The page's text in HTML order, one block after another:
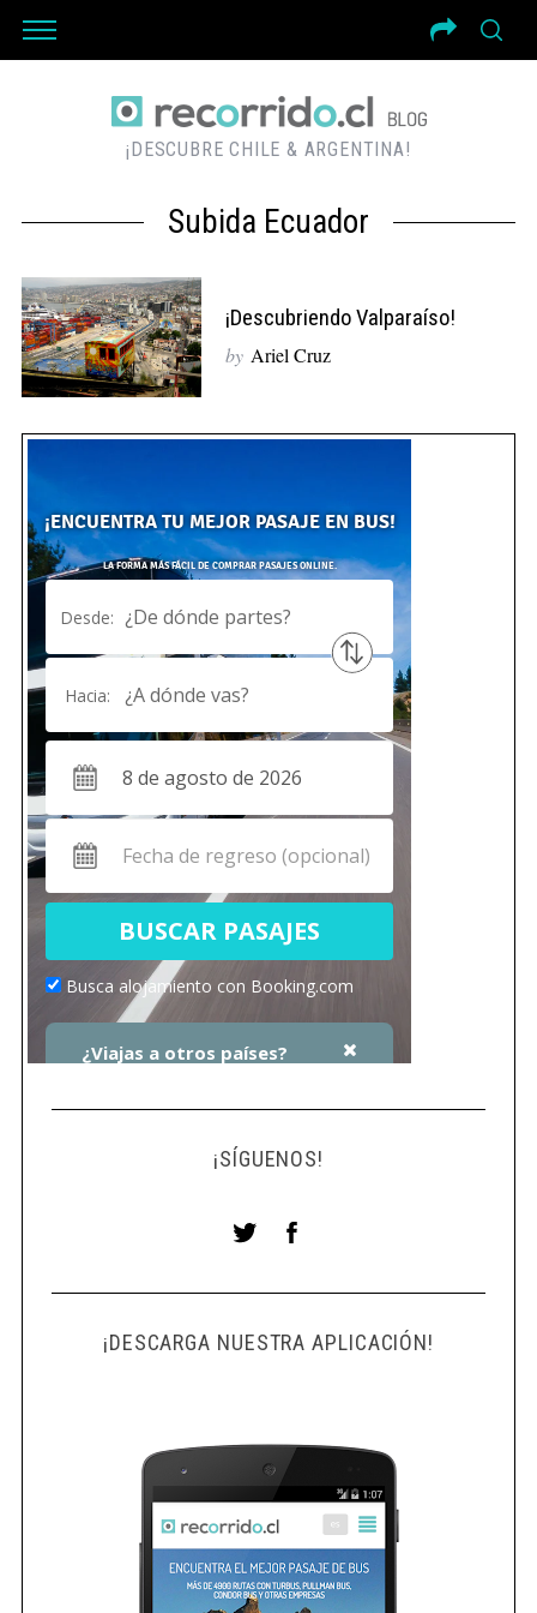
¡DESCUBRE CHILE & ARGENTINA!
Subida Ecuador
¡Descubriendo Valparaíso!
by Ariel Cruz
¡SÍGUENOS!
¡DESCARGA NUESTRA APLICACIÓN!